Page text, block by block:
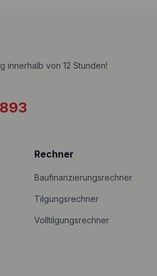
innerhalb von 12 Stunden!
Rechner
Baufinanzierungsrechner
Tilgungsrechner
Volltilgungsrechner